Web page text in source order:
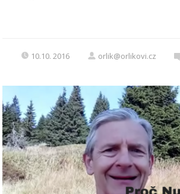
10.10. 2016 orlik@orlikovi.cz